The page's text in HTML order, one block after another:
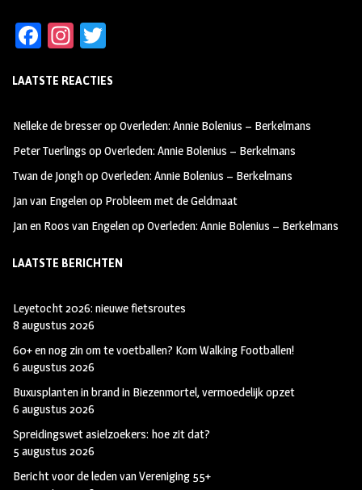
Fa
b
oo
k
In
ag
m
tt
LAATSTE REACTIES
Nelleke de bresseropOverleden: Annie Bolenius – Berkelmans
Peter Tuerlings opOverleden: Annie Bolenius – Berkelmans
Twan de JonghopOverleden: Annie Bolenius – Berkelmans
Jan van Engelenop Probleem met de Geldmaat
Jan en Roos van EngelenopOverleden: Annie Bolenius – Berkelmans
LAATSTE BERICHTEN
Leyetocht 2026: nieuwe fietsroutes
8 augustus 2026
60+ en nog zin om te voetballen? Kom Walking Footballen!
6 augustus 2026
Buxusplanten in brand in Biezenmortel, vermoedelijk opzet
6 augustus 2026
Spreidingswet asielzoekers: hoe zit dat?
5 augustus 2026
Bericht voor de leden van Vereniging 55+